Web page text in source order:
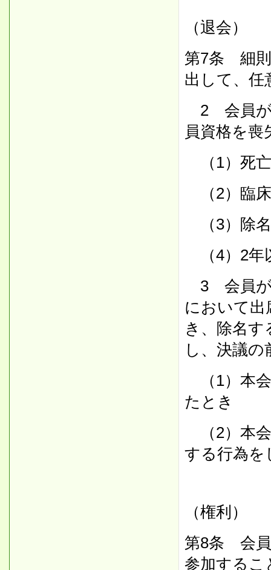
（退会）
第7条 細則
出して、任
2 会員が
員資格を喪
（1）死
（2）臨
（3）除
（4）2年
3 会員が
において出
き、除名
し、決議
（1）本
たとき
（2）本
する行為を
（権利）
第8条 会員
参加するこ